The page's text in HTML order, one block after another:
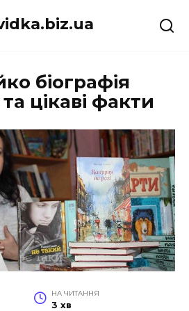
біографія
цікаві факти
НА ЧИТАННЯ
3 хв